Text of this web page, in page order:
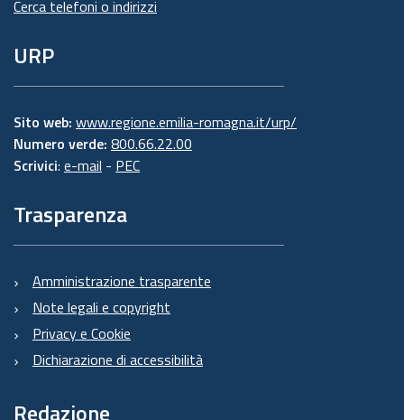
Cerca telefoni o indirizzi
URP
Sito web: www.regione.emilia-romagna.it/urp/
Numero verde: 800.66.22.00
Scrivici: e-mail - PEC
Trasparenza
Amministrazione trasparente
Note legali e copyright
Privacy e Cookie
Dichiarazione di accessibilità
Redazione